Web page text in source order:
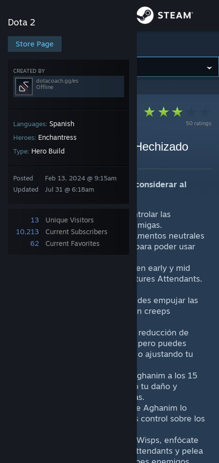
Store
Community
About
Support
Change language
View desktop website
Dota 2
Store Page
CREATED BY
dotacoach.gg/es
Offline
Languages: Spanish
Heroes: Enchantress
Type: Hero Build
Posted
Updated
Feb 13, 2024 @ 9:15am
Jul 31 @ 6:18am
13
Unique Visitors
10,213
Current Subscribers
62
Current Favorites
Dota 2
50 ratings
7.40b (Support) Apoyo | Hechizado
Elementos estratégicos clave a considerar al
jugar con #|f|#Enchantress:
El Encantamiento puede controlar las
invocaciones e ilusiones enemigas.
Asegúrate de que los campamentos neutrales
cercanos estén despejados para poder usar
#|f|#Enchantress es tanque en early y mid
game por Untouchable y Natures Attendants.
Cuando no pasa mucho, puedes empujar las
líneas laterales o explorar con creeps
Los efectos de break [E] y la reducción de
curación son problemáticos, pero puedes
contrarrestarlos con objetos o ajustando tu
Consigue el Fragmento de Aghanim a los 15
minutos para mejorar mucho tu daño y
capacidad de farmear oleadas.
Intenta conseguir tu Cetro de Aghanim lo
antes posible para tener más control sobre los
Con el facet Overprotective Wisps, enfócate
en maximizar tus Nature`s Attendants y pelea